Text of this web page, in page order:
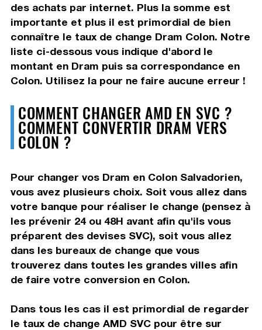
des achats par internet. Plus la somme est
importante et plus il est primordial de bien
connaître le taux de change Dram Colon. Notre
liste ci-dessous vous indique d'abord le
montant en Dram puis sa correspondance en
Colon. Utilisez la pour ne faire aucune erreur !
COMMENT CHANGER AMD EN SVC ?
COMMENT CONVERTIR DRAM VERS
COLON ?
Pour changer vos Dram en Colon Salvadorien,
vous avez plusieurs choix. Soit vous allez dans
votre banque pour réaliser le change (pensez à
les prévenir 24 ou 48H avant afin qu'ils vous
préparent des devises SVC), soit vous allez
dans les bureaux de change que vous
trouverez dans toutes les grandes villes afin
de faire votre conversion en Colon.
Dans tous les cas il est primordial de regarder
le taux de change AMD SVC pour être sur